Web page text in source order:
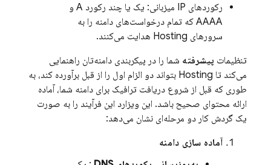
رکوردهای IP میزبانی: یک یا چند رکورد A و
AAAA که تمام درخواست‌های دامنه را به
سرورهای Hosting هدایت می‌کنند.
تنظیمات پیشرفته شما را در پیکربندی دامنه‌تان راهنمایی
می‌کند تا Hosting بتواند دو الزام اول را از قبل برآورده کند، به
طوری که قبل از شروع دریافت ترافیک برای دامنه شما، آماده
ارائه محتوای صحیح باشد. این ویزارد این فرآیند را به صورت
یک گردش کار دو مرحله‌ای نشان می‌دهد:
آماده سازی دامنه